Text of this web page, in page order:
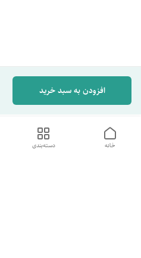
افزودن به سبد خرید
دسته‌بندی خانه